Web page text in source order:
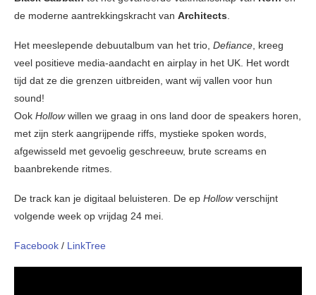
de moderne aantrekkingskracht van Architects
Het meeslepende debuutalbum van het trio, Defiance , kreeg
veel positieve media-aandacht en airplay in het UK. Het wordt
tijd dat ze die grenzen uitbreiden, want wij vallen voor hun
sound!
Ook Hollowwillen we graag in ons land door de speakers horen,
met zijn sterk aangrijpende riffs, mystieke spoken words,
afgewisseld met gevoelig geschreeuw, brute screams en
baanbrekende ritmes.
De track kan je digitaal beluisteren. De ep Hollowverschijnt
volgende week op vrijdag 24 mei.
Facebook / LinkTree